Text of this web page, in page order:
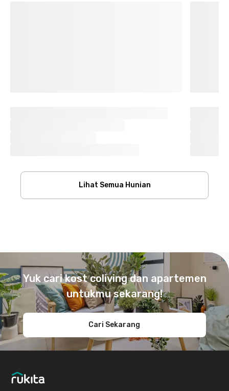
Lihat Semua Hunian
Yuk cari kost coliving dan apartemen
untukmu sekarang!
Cari Sekarang